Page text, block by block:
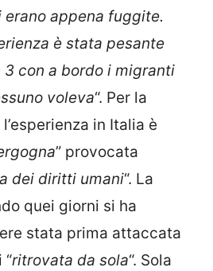
appena fuggite.
è stata pesante
3 con a bordo i migranti
voleva“. Per la
in Italia è
” provocata
dei diritti umani“. La
quei giorni si ha
stata prima attaccata
“ritrovata da sola“. Sola